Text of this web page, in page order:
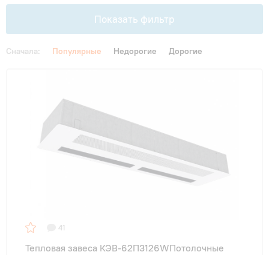
Монтаж
Контакты
Показать фильтр
Сначала: Популярные Недорогие Дорогие
41
Тепловая завеса КЭВ-62П3126WПотолочные